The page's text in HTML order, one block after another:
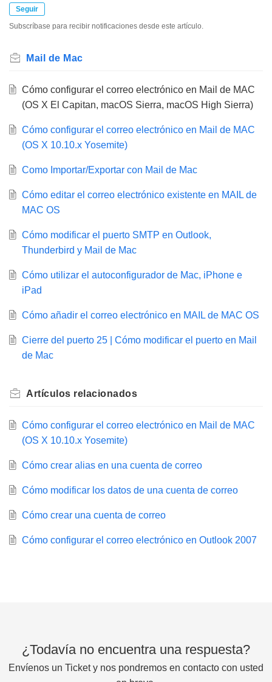
Seguir
Subscríbase para recibir notificaciones desde este artículo.
Mail de Mac
Cómo configurar el correo electrónico en Mail de MAC
(OS X El Capitan, macOS Sierra, macOS High Sierra)
Cómo configurar el correo electrónico en Mail de MAC
(OS X 10.10.x Yosemite)
Como Importar/Exportar con Mail de Mac
Cómo editar el correo electrónico existente en MAIL de
MAC OS
Cómo modificar el puerto SMTP en Outlook,
Thunderbird y Mail de Mac
Cómo utilizar el autoconfigurador de Mac, iPhone e
iPad
Cómo añadir el correo electrónico en MAIL de MAC OS
Cierre del puerto 25 | Cómo modificar el puerto en Mail
de Mac
Artículos relacionados
Cómo configurar el correo electrónico en Mail de MAC
(OS X 10.10.x Yosemite)
Cómo crear alias en una cuenta de correo
Cómo modificar los datos de una cuenta de correo
Cómo crear una cuenta de correo
Cómo configurar el correo electrónico en Outlook 2007
¿Todavía no encuentra una respuesta?
Envíenos un Ticket y nos pondremos en contacto con usted